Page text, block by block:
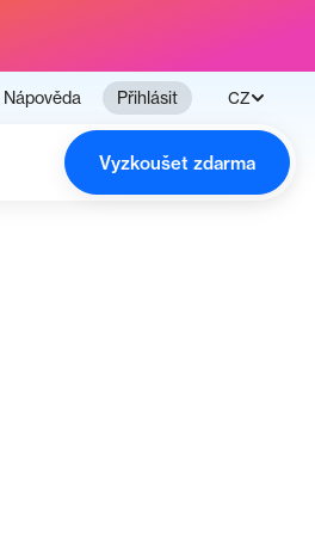
Nápověda Přihlásit CZ
Vyzkoušet zdarma